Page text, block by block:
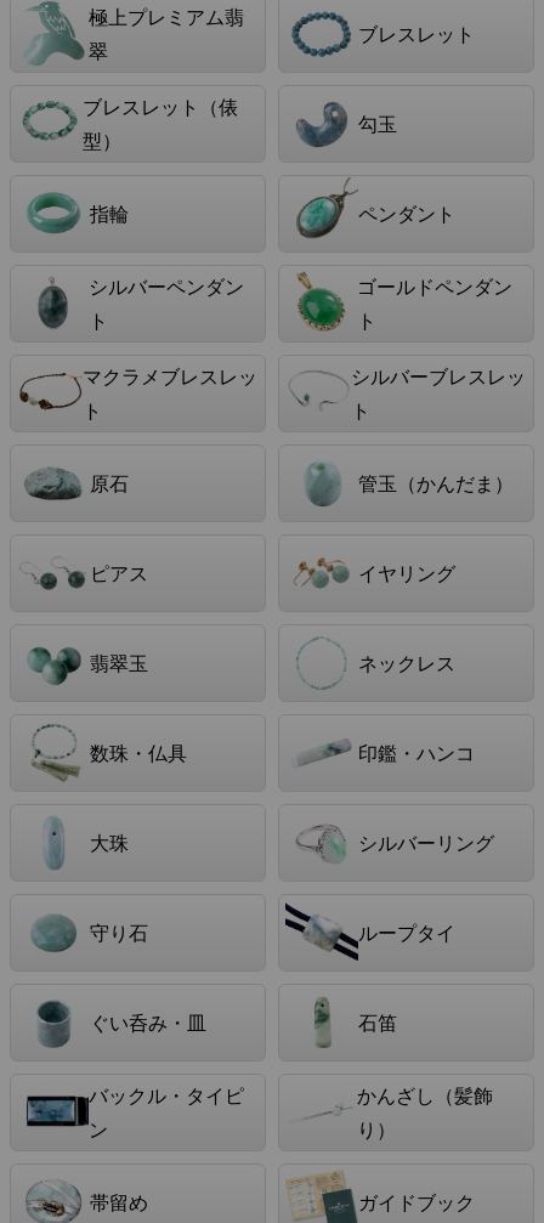
極上プレミアム翡
翠
ブレスレット
ブレスレット（俵
型）
勾玉
指輪 ペンダント
シルバーペンダン
ト
ゴールドペンダン
ト
マクラメブレスレッ
ト
シルバーブレスレッ
ト
原石 管玉（かんだま）
ピアス イヤリング
翡翠玉 ネックレス
数珠・仏具 印鑑・ハンコ
大珠 シルバーリング
守り石 ループタイ
ぐい呑み・皿 石笛
バックル・タイピ
ン
かんざし（髪飾
り）
帯留め ガイドブック